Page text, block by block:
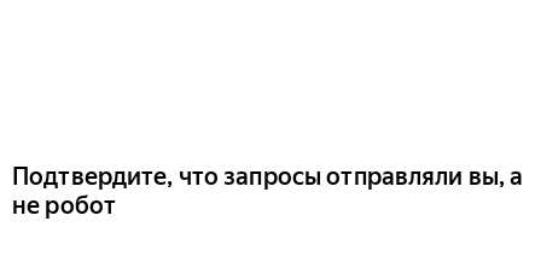
Подтвердите, что запросы отправляли вы, а
не робот